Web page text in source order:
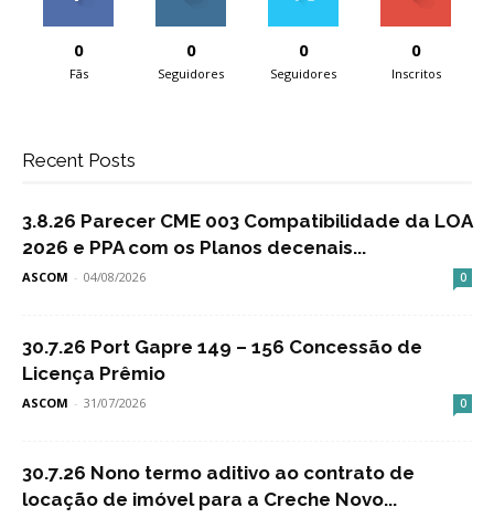
0
Fãs
0
Seguidores
0
Seguidores
0
Inscritos
Recent Posts
3.8.26 Parecer CME 003 Compatibilidade da LOA
2026 e PPA com os Planos decenais...
ASCOM - 04/08/2026 0
30.7.26 Port Gapre 149 – 156 Concessão de
Licença Prêmio
ASCOM - 31/07/2026 0
30.7.26 Nono termo aditivo ao contrato de
locação de imóvel para a Creche Novo...